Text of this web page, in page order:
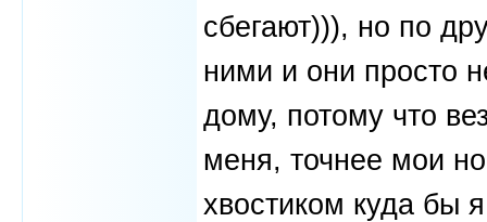
сбегают))), но по
ними и они просто
дому, потому что
меня, точнее мои
хвостиком куда бы